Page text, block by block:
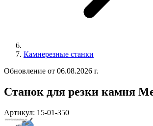
Камнерезные станки
Обновление от 06.08.2026 г.
Станок для резки камня
Артикул: 15-01-350